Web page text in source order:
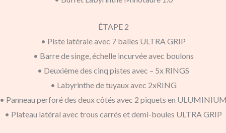
ÉTAPE 2
• Piste latérale avec 7 balles ULTRA GRIP
• Barre de singe, échelle incurvée avec boulons
• Deuxième des cinq pistes avec – 5x RINGS
• Labyrinthe de tuyaux avec 2xRING
• Panneau perforé des deux côtés avec 2 piquets en
• Plateau latéral avec trous carrés et demi-boules ULTRA GRIP